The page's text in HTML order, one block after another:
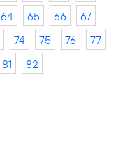
64 65 66
67
74 75 76
77
81 82